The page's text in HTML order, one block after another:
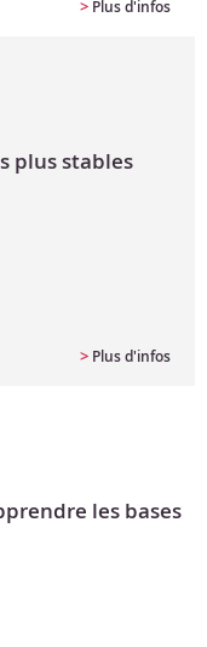
> Plus d'infos
plus stables
> Plus d'infos
les bases